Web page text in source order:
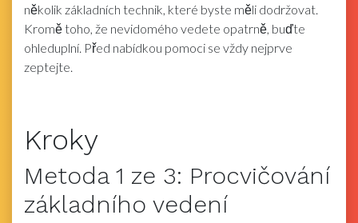
několik základních technik, které byste měli dodržovat.
Kromě toho, že nevidomého vedete opatrně, buďte
ohleduplní. Před nabídkou pomoci se vždy nejprve
zeptejte.
Kroky
Metoda 1 ze 3: Procvičování
základního vedení